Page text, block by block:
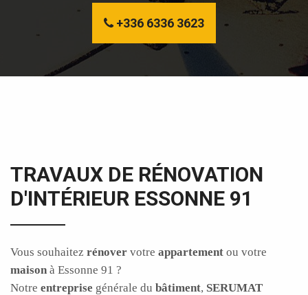
+336 6336 3623
TRAVAUX DE RÉNOVATION
D'INTÉRIEUR ESSONNE 91
Vous souhaitez rénover votre appartement ou votre
maison à Essonne 91 ?
Notre entreprise générale du bâtiment, SERUMAT